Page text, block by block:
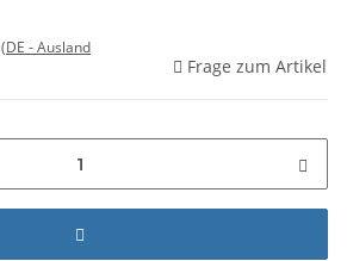
(DE - Ausland
Frage zum Artikel